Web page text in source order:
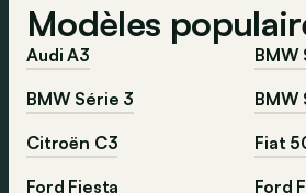
Modèles
Audi A3
BMW
BMW Série 3
BMW
Citroën C3
Fiat
Ford Fiesta
Ford